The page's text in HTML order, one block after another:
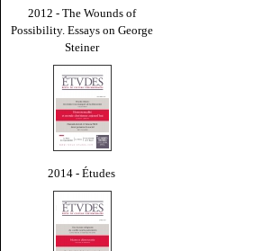
2012 - The Wounds of
Possibility. Essays on George
Steiner
2014 - Études